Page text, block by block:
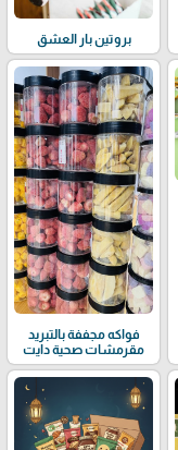
بروتين بار العشق
فواكه مجففة بالتبريد
مقرمشات صحية دايت